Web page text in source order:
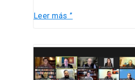
climático
Leer más ”
Encuentro
con
graduados